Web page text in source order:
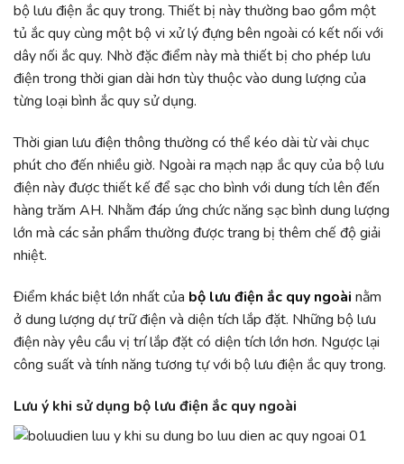
bộ lưu điện ắc quy trong. Thiết bị này thường bao gồm một
tủ ắc quy cùng một bộ vi xử lý đựng bên ngoài có kết nối với
dây nối ắc quy. Nhờ đặc điểm này mà thiết bị cho phép lưu
điện trong thời gian dài hơn tùy thuộc vào dung lượng của
từng loại bình ắc quy sử dụng.
Thời gian lưu điện thông thường có thể kéo dài từ vài chục
phút cho đến nhiều giờ. Ngoài ra mạch nạp ắc quy của bộ lưu
điện này được thiết kế để sạc cho bình với dung tích lên đến
hàng trăm AH. Nhằm đáp ứng chức năng sạc bình dung lượng
lớn mà các sản phẩm thường được trang bị thêm chế độ giải
nhiệt.
Điểm khác biệt lớn nhất của bộ lưu điện ắc quy ngoài nằm
ở dung lượng dự trữ điện và diện tích lắp đặt. Những bộ lưu
điện này yêu cầu vị trí lắp đặt có diện tích lớn hơn. Ngược lại
công suất và tính năng tương tự với bộ lưu điện ắc quy trong.
Lưu ý khi sử dụng bộ lưu điện ắc quy ngoài